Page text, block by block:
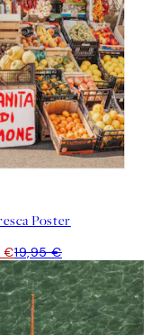
Poster
€19,95 €